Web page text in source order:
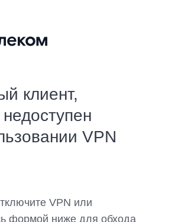
клиент,
VPN
VPN или
формой ниже для обхода